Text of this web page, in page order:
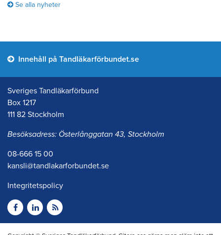
Se alla nyheter
Innehåll på Tandläkarförbundet.se
Sveriges Tandläkarförbund
Box 1217
111 82 Stockholm
Besöksadress: Österlånggatan 43, Stockholm
08-666 15 00
kansli@tandlakarforbundet.se
Integritetspolicy